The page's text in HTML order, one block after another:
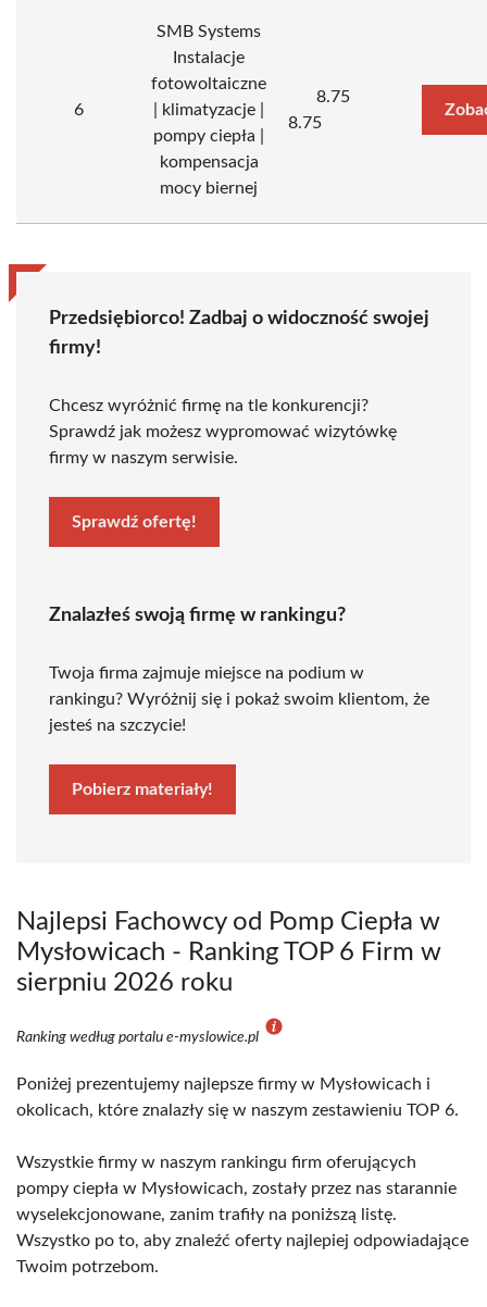
6
SMB Systems
Instalacje
fotowoltaiczne
| klimatyzacje |
pompy ciepła |
kompensacja
mocy biernej
8.75
8.75
Przedsiębiorco! Zadbaj o widoczność swojej
firmy!
Chcesz wyróżnić firmę na tle konkurencji?
Sprawdź jak możesz wypromować wizytówkę
firmy w naszym serwisie.
Sprawdź ofertę!
Znalazłeś swoją firmę w rankingu?
Twoja firma zajmuje miejsce na podium w
rankingu? Wyróżnij się i pokaż swoim klientom, że
jesteś na szczycie!
Pobierz materiały!
Najlepsi Fachowcy od Pomp Ciepła w
Mysłowicach - Ranking TOP 6 Firm w
sierpniu 2026 roku
Ranking według portalu e-myslowice.pl
Poniżej prezentujemy najlepsze firmy w Mysłowicach i
okolicach, które znalazły się w naszym zestawieniu TOP 6.
Wszystkie firmy w naszym rankingu firm oferujących
pompy ciepła w Mysłowicach, zostały przez nas starannie
wyselekcjonowane, zanim trafiły na poniższą listę.
Wszystko po to, aby znaleźć oferty najlepiej odpowiadające
Twoim potrzebom.